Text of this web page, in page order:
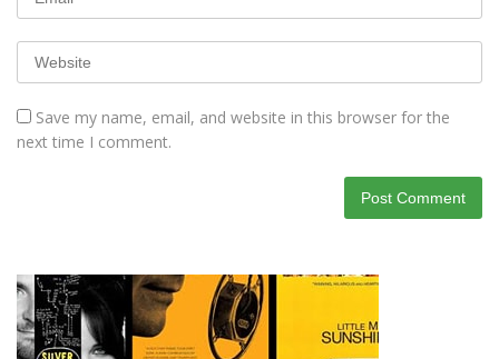
Save my name, email, and website in this browser for the
next time I comment.